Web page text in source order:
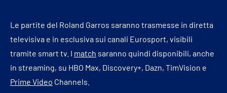
Le partite del Roland Garros saranno trasmesse in diretta
televisiva e in esclusiva sui canali Eurosport, visibili
tramite smart tv. I match saranno quindi disponibili, anche
in streaming, su HBO Max, Discovery+, Dazn, TimVision e
Prime Video Channels.